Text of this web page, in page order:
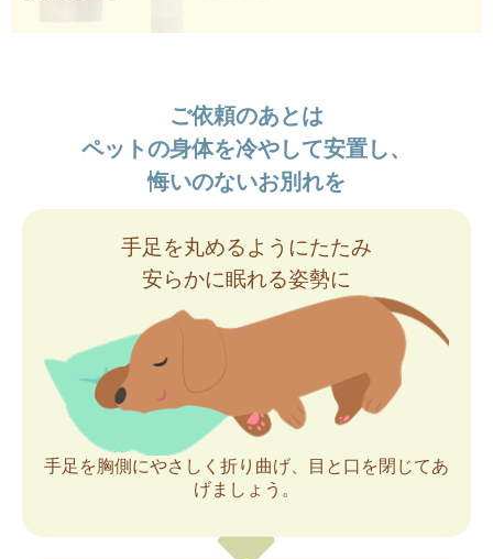
ご依頼のあとは
ペットの身体を冷やして安置し、
悔いのないお別れを
手足を丸めるようにたたみ
安らかに眠れる姿勢に
手足を胸側にやさしく折り曲げ、目と口を閉じてあ
げましょう。